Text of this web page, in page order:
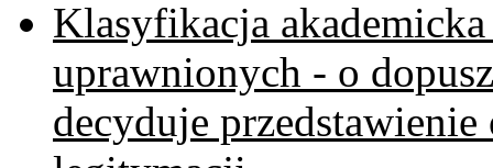
Klasyfikacja
uprawnionych - o
decyduje